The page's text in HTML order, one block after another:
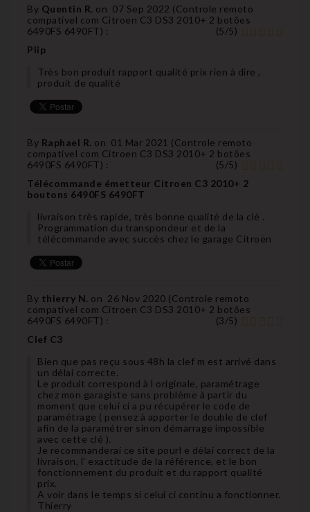
By Quentin R. on 07 Sep 2022 (Controle remoto
compatível com Citroen C3 DS3 2010+ 2 botões
6490FS 6490FT) : (5/5)
Plip
Très bon produit rapport qualité prix rien à dire ,
produit de qualité
By Raphael R. on 01 Mar 2021 (Controle remoto
compatível com Citroen C3 DS3 2010+ 2 botões
6490FS 6490FT) : (5/5)
Télécommande émetteur Citroen C3 2010+ 2
boutons 6490FS 6490FT
livraison très rapide, très bonne qualité de la clé .
Programmation du transpondeur et de la
télécommande avec succès chez le garage Citroën
By thierry N. on 26 Nov 2020 (Controle remoto
compatível com Citroen C3 DS3 2010+ 2 botões
6490FS 6490FT) : (3/5)
Clef C3
Bien que pas reçu sous 48h la clef m est arrivé dans
un délai correcte.
Le produit correspond à l originale, paramétrage
chez mon garagiste sans problème à partir du
moment que celui ci a pu récupérer le code de
paramétrage ( pensez à apporter le double de clef
afin de la paramétrer sinon démarrage impossible
avec cette clé ).
Je recommanderai ce site pourl e délai correct de la
livraison, l' exactitude de la référence, et le bon
fonctionnement du produit et du rapport qualité
prix.
A voir dans le temps si celui ci continu a fonctionner.
Thierry